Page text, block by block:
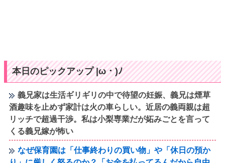
本日のピックアップ |ω・)ﾉ
義兄家は生活ギリギリの中で待望の妊娠、義兄は煙草
酒趣味を止めず家計は火の車らしい。近居の義両親は超
リッチで超過干渉。私は小梨専業だが妬みごとを言って
くる義兄嫁が怖い
なぜ保育園は「仕事終わりの買い物」や「休日の預か